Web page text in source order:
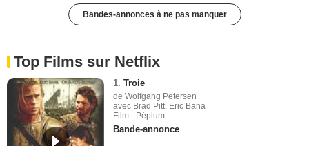
Bandes-annonces à ne pas manquer
Top Films sur Netflix
1. Troie
de Wolfgang Petersen
avec Brad Pitt, Eric Bana
Film - Péplum
Bande-annonce